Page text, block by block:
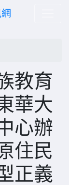
教育
華大
心辦
住民
正義